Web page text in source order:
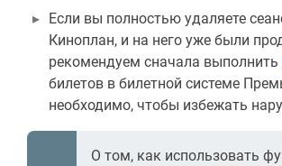
Если вы полностью удаляете
Киноплан, и на него уже были
рекомендуем сначала выполнить
билетов в билетной системе
необходимо, чтобы избежать
О том, как использовать